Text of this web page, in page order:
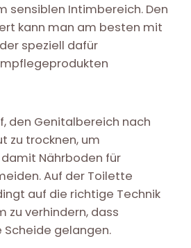
sensiblen Intimbereich. Den
kann man am besten mit
speziell dafür
den Genitalbereich nach
zu trocknen, um
Nährboden für
Auf der Toilette
auf die richtige Technik
zu verhindern, dass
Scheide gelangen.